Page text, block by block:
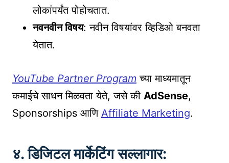
लोकांपर्यंत पोहोचतात.
नवनवीन विषय: नवीन विषयांवर व्हिडिओ बनवता
येतात.
YouTube Partner Program च्या माध्यमातून
कमाईचे साधन मिळवता येते, जसे की AdSense,
Sponsorships आणि Affiliate Marketing.
४. डिजिटल मार्केटिंग सल्लागार: